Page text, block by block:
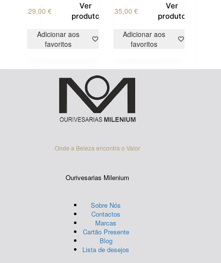
29,00€
Ver
produto
product
multiple
variants.
Adicionar aos
favoritos
35,00 €
Ver
produto
Adicionar aos
favoritos
Onde a Beleza encontra o Valor
Ourivesarias Milenium
Sobre Nós
Contactos
Marcas
Cartão Presente
Blog
Lista de desejos